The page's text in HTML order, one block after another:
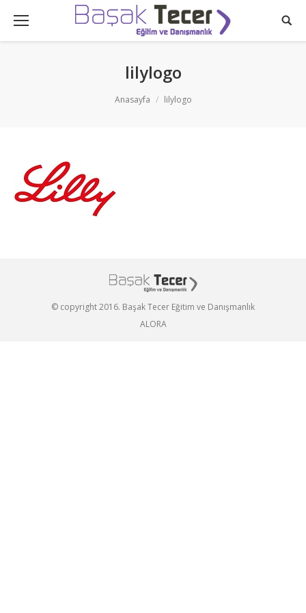
lilylogo
Anasayfa lilylogo
© copyright 2016. Başak Tecer Eğitim ve Danışmanlık
ALORA